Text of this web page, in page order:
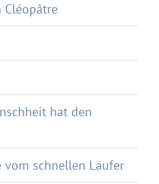
hat den
vom schnellen Läufer